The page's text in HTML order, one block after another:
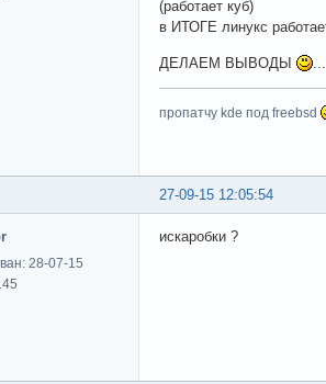
(работает куб)
в ИТОГЕ линукс
ДЕЛАЕМ ВЫВОДЫ ...
пропатчу kde под freebsd
27-09-15 12:05:54
28-07-15
искаробки ?